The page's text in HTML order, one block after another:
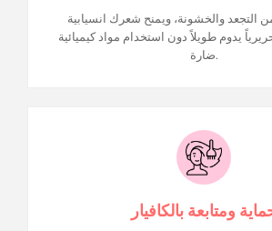
التجعد والخشونة، ويمنح شعرك انسيابية
يدوم طويلاً دون استخدام مواد كيميائية
ضارة.
ومتابعة بالكافيار